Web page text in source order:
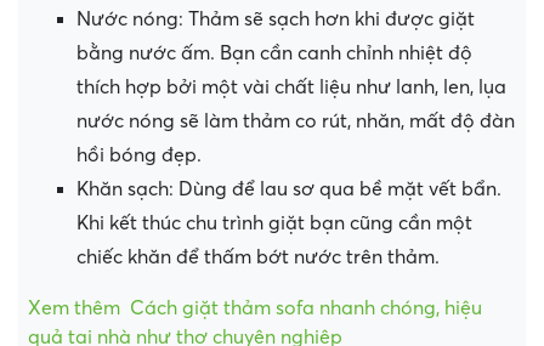
Nước nóng: Thảm sẽ sạch hơn khi được giặt
bằng nước ấm. Bạn cần canh chỉnh nhiệt độ
thích hợp bởi một vài chất liệu như lanh, len, lụa
nước nóng sẽ làm thảm co rút, nhăn, mất độ đàn
hồi bóng đẹp.
Khăn sạch: Dùng để lau sơ qua bề mặt vết bẩn.
Khi kết thúc chu trình giặt bạn cũng cần một
chiếc khăn để thấm bớt nước trên thảm.
Xem thêm Cách giặt thảm sofa nhanh chóng, hiệu
quả tại nhà như thợ chuyên nghiệp